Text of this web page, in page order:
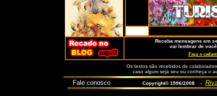
Receba mensagens em
vai lembrar de
Faça o
Os textos são recebidos de
caso algum seja seu ou conheça o
Fale conosco Copyright© 1996/2008 -